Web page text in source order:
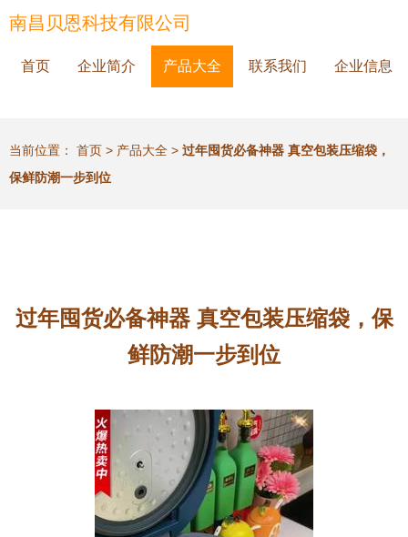
南昌贝恩科技有限公司
首页 企业简介 产品大全 联系我们 企业信息
当前位置： 首页 > 产品大全 > 过年囤货必备神器 真空包装压缩袋，
保鲜防潮一步到位
过年囤货必备神器 真空包装压缩袋，保
鲜防潮一步到位